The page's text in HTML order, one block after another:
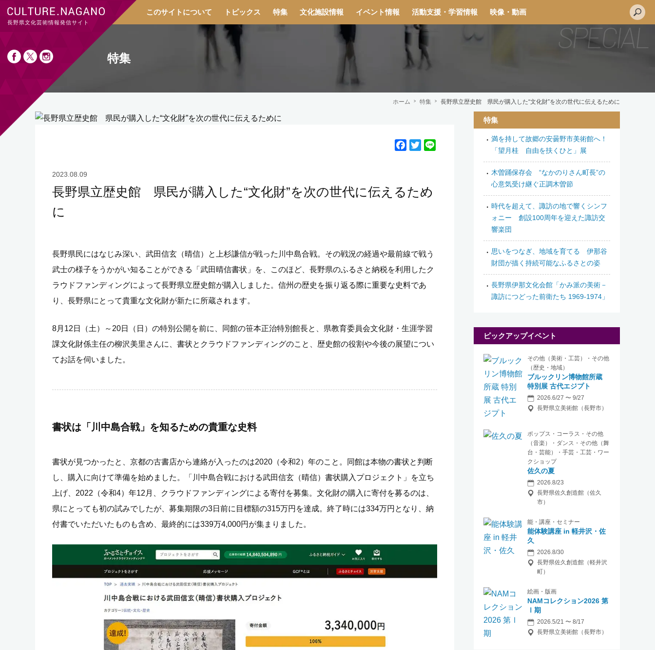
長野県文化芸術情報発信サイト
このサイトについて トピックス 特集 文化施設情報 イベント情報 活動支援・学習情報 映像・動画
特集
ホーム 特集 長野県立歴史館 県民が購入した“文化財”を次の世代に伝えるために
F
b
T
t
2023.08.09
長野県立歴史館 県民が購入した“文化財”を次の世代に伝えるため
に
長野県民にはなじみ深い、武田信玄（晴信）と上杉謙信が戦った川中島合戦。その戦況の経過や最前線で戦う
武士の様子をうかがい知ることができる「武田晴信書状」を、このほど、長野県のふるさと納税を利用したク
ラウドファンディングによって長野県立歴史館が購入しました。信州の歴史を振り返る際に重要な史料であ
り、長野県にとって貴重な文化財が新たに所蔵されます。
8月12日（土）～20日（日）の特別公開を前に、同館の笹本正治特別館長と、県教育委員会文化財・生涯学習
課文化財係主任の柳沢美里さんに、書状とクラウドファンディングのこと、歴史館の役割や今後の展望につい
てお話を伺いました。
書状は「川中島合戦」を知るための貴重な史料
書状が見つかったと、京都の古書店から連絡が入ったのは2020（令和2）年のこと。同館は本物の書状と判断
し、購入に向けて準備を始めました。「川中島合戦における武田信玄（晴信）書状購入プロジェクト」を立ち
上げ、2022（令和4）年12月、クラウドファンディングによる寄付を募集。文化財の購入に寄付を募るのは、
県にとっても初の試みでしたが、募集期限の3日前に目標額の315万円を達成。終了時には334万円となり、納
付書でいただいたものも含め、最終的には339万4,000円が集まりました。
特集
満を持して故郷の安曇野市美術館へ！
「望月桂 自由を扶くひと」展
木曽踊保存会 “なかのりさん町長”の
心意気受け継ぐ正調木曽節
時代を超えて、諏訪の地で響くシンフ
ォニー 創設100周年を迎えた諏訪交
響楽団
思いをつなぎ、地域を育てる 伊那谷
財団が描く持続可能なふるさとの姿
長野県伊那文化会館「かみ派の美術－
諏訪につどった前衛たち 1969-1974」
ピックアップイベント
その他（美術・工芸）・その他
（歴史・地域）
ブルックリン博物館所蔵
特別展 古代エジプト
2026.6/27 〜 9/27
長野県立美術館（長野市）
ポップス・コーラス・その他
（音楽）・ダンス・その他（舞
台・芸能）・手芸・工芸・ワー
クショップ
佐久の夏
2026.8/23
長野県佐久創造館（佐久
市）
能・講座・セミナー
能体験講座 in 軽井沢・佐
久
2026.8/30
長野県佐久創造館（軽井沢
町）
絵画・版画
NAMコレクション2026 第
Ⅰ期
2026.5/21 〜 8/17
長野県立美術館（長野市）